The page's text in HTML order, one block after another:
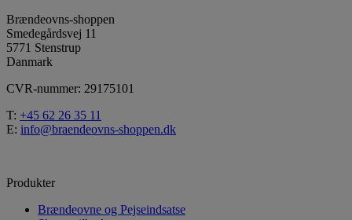
Brændeovns-shoppen
Smedegårdsvej 11
5771 Stenstrup
Danmark
CVR-nummer: 29175101
T: +45 62 26 35 11
E: info@braendeovns-shoppen.dk
Produkter
Brændeovne og Pejseindsatse